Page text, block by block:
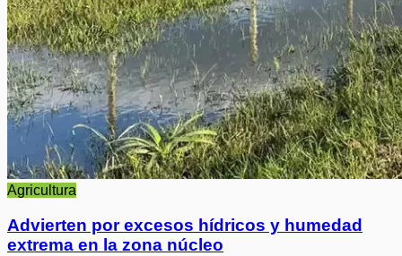
Agricultura
Advierten por excesos hídricos y humedad
extrema en la zona núcleo